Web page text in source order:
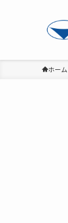
ホーム